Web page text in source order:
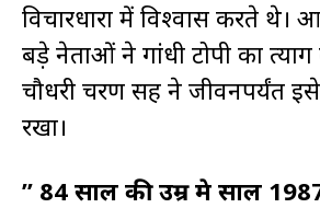
विचारधारा में विश्वास करते थे।
बड़े नेताओं ने गांधी टोपी का
चौधरी चरण सिंह ने जीवनपर्यंत
रखा।
” 84 साल की उम्र मे साल